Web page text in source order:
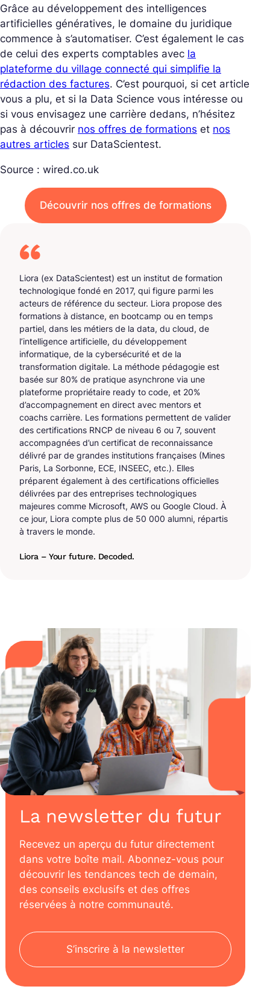
Grâce au développement des intelligences
artificielles génératives, le domaine du juridique
commence à s’automatiser. C’est également le cas
de celui des experts comptables avec la
plateforme du village connecté qui simplifie la
rédaction des factures. C’est pourquoi, si cet article
vous a plu, et si la Data Science vous intéresse ou
si vous envisagez une carrière dedans, n’hésitez
pas à découvrir nos offres de formations et nos
autres articles sur DataScientest.
Source : wired.co.uk
Découvrir nos offres de formations
Liora (ex DataScientest) est un institut de formation
technologique fondé en 2017, qui figure parmi les
acteurs de référence du secteur. Liora propose des
formations à distance, en bootcamp ou en temps
partiel, dans les métiers de la data, du cloud, de
l’intelligence artificielle, du développement
informatique, de la cybersécurité et de la
transformation digitale. La méthode pédagogie est
basée sur 80% de pratique asynchrone via une
plateforme propriétaire ready to code, et 20%
d’accompagnement en direct avec mentors et
coachs carrière. Les formations permettent de valider
des certifications RNCP de niveau 6 ou 7, souvent
accompagnées d’un certificat de reconnaissance
délivré par de grandes institutions françaises (Mines
Paris, La Sorbonne, ECE, INSEEC, etc.). Elles
préparent également à des certifications officielles
délivrées par des entreprises technologiques
majeures comme Microsoft, AWS ou Google Cloud. À
ce jour, Liora compte plus de 50 000 alumni, répartis
à travers le monde.
Liora – Your future. Decoded.
La newsletter du futur
Recevez un aperçu du futur directement
dans votre boîte mail. Abonnez-vous pour
découvrir les tendances tech de demain,
des conseils exclusifs et des offres
réservées à notre communauté.
S’inscrire à la newsletter